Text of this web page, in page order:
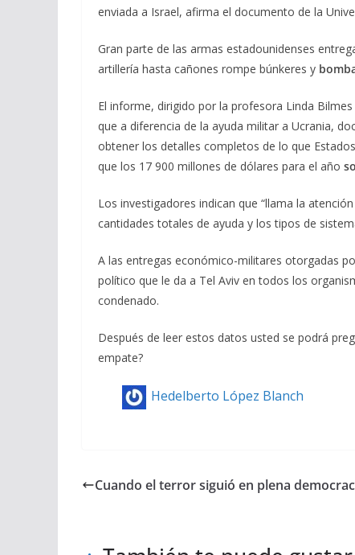
enviada a Israel, afirma el documento de la
Gran parte de las armas estadounidenses
artillería hasta cañones rompe búnkeres y
El informe, dirigido por la profesora Linda
que a diferencia de la ayuda militar a Ucrania,
obtener los detalles completos de lo que
que los 17 900 millones de dólares para el año
Los investigadores indican que “llama la
cantidades totales de ayuda y los tipos de
A las entregas económico-militares otorgadas
político que le da a Tel Aviv en todos los
condenado.
Después de leer estos datos usted se podrá
empate?
Hedelberto López Blanch
Cuando el terror siguió en plena